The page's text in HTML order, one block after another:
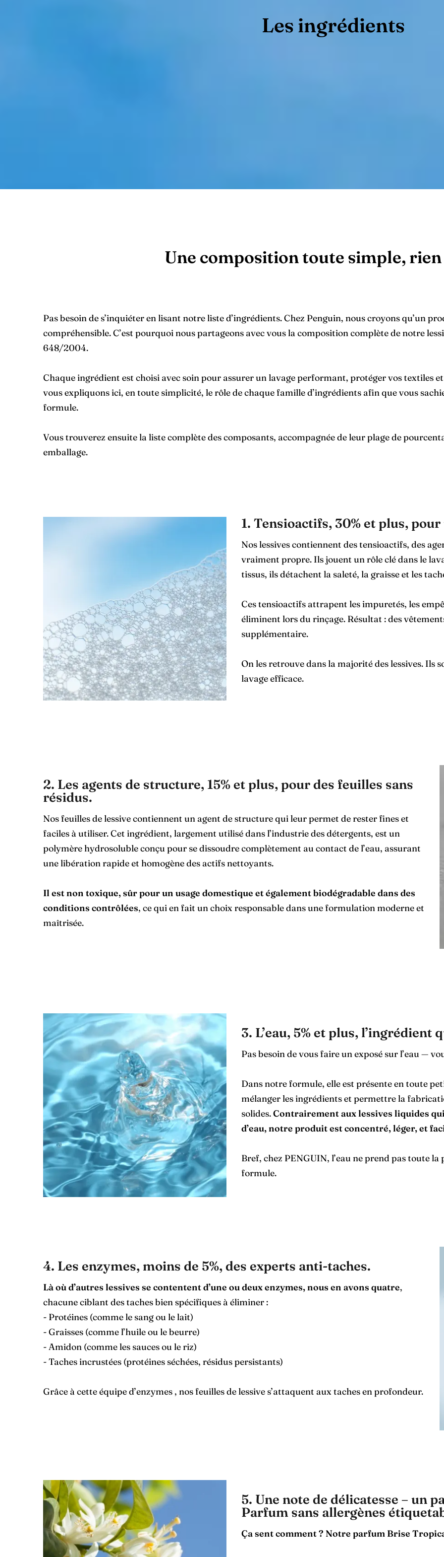
Les ingrédients
Une composition toute simple,
Pas besoin de s’inquiéter en lisant notre liste d’ingrédients. Chez Penguin, nous croyons qu’un
compréhensible. C’est pourquoi nous partageons avec vous la composition complète de notre
648/2004.
Chaque ingrédient est choisi avec soin pour assurer un lavage performant, protéger vos textiles
vous expliquons ici, en toute simplicité, le rôle de chaque famille d’ingrédients afin que vous
formule.
Vous trouverez ensuite la liste complète des composants, accompagnée de leur plage de
emballage.
1. Tensioactifs, 30% et plus,
Nos lessives contiennent des tensioactifs, des
vraiment propre. Ils jouent un rôle clé dans le
tissus, ils détachent la saleté, la graisse et les
Ces tensioactifs attrapent les impuretés, les
éliminent lors du rinçage. Résultat : des
supplémentaire.
On les retrouve dans la majorité des lessives.
lavage efficace.
2. Les agents de structure, 15% et plus, pour des feuilles sans
résidus.
Nos feuilles de lessive contiennent un agent de structure qui leur permet de rester fines et
faciles à utiliser. Cet ingrédient, largement utilisé dans l’industrie des détergents, est un
polymère hydrosoluble conçu pour se dissoudre complètement au contact de l’eau, assurant
une libération rapide et homogène des actifs nettoyants.
Il est non toxique, sûr pour un usage domestique et également biodégradable dans des
conditions contrôlées, ce qui en fait un choix responsable dans une formulation moderne et
maîtrisée.
3. L’eau, 5% et plus,
Pas besoin de vous faire un exposé sur l’eau —
Dans notre formule, elle est présente en toute
mélanger les ingrédients et permettre la
solides.Contrairement aux lessives liquides
d’eau, notre produit est concentré, léger, et
Bref, chez PENGUIN, l’eau ne prend pas toute la
formule.
4. Les enzymes, moins de 5%, des experts anti-taches.
Là où d’autres lessives se contentent d’une ou deux enzymes, nous en avons quatre,
chacune ciblant des taches bien spécifiques à éliminer :
- Protéines (comme le sang ou le lait)
- Graisses (comme l’huile ou le beurre)
- Amidon (comme les sauces ou le riz)
- Taches incrustées (protéines séchées, résidus persistants)
Grâce à cette équipe d’enzymes , nos feuilles de lessive s’attaquent aux taches en profondeur.
5. Une note de délicatesse – un
Parfum sans allergènes
Ça sent comment ? Notre parfum Brise